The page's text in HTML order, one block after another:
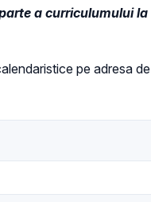
a curriculumului
pe adresa